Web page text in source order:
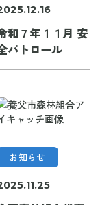
和７年１１月 安
パトロール
お知らせ